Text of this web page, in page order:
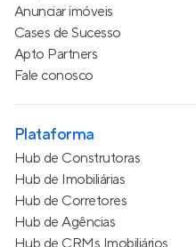
Anunciar imóveis
Cases de Sucesso
Apto Partners
Fale conosco
Plataforma
Hub de Construtoras
Hub de Imobiliárias
Hub de Corretores
Hub de Agências
Hub de CRMs Imobiliários